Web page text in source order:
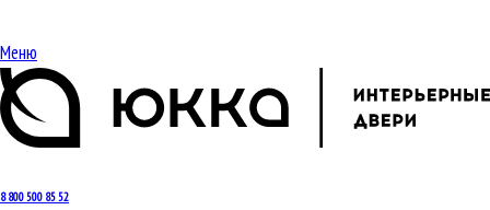
Меню
8 800 500 85 52